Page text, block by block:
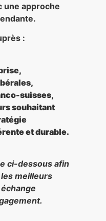
une approche
:
suisses,
souhaitant
et durable.
ci-dessous afin
meilleurs